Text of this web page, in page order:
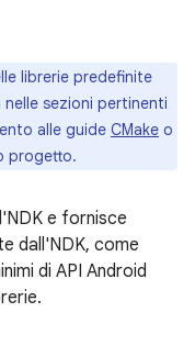
librerie predefinite
sezioni pertinenti
alle guide CMake o
progetto.
e fornisce
dall'NDK, come
di API Android